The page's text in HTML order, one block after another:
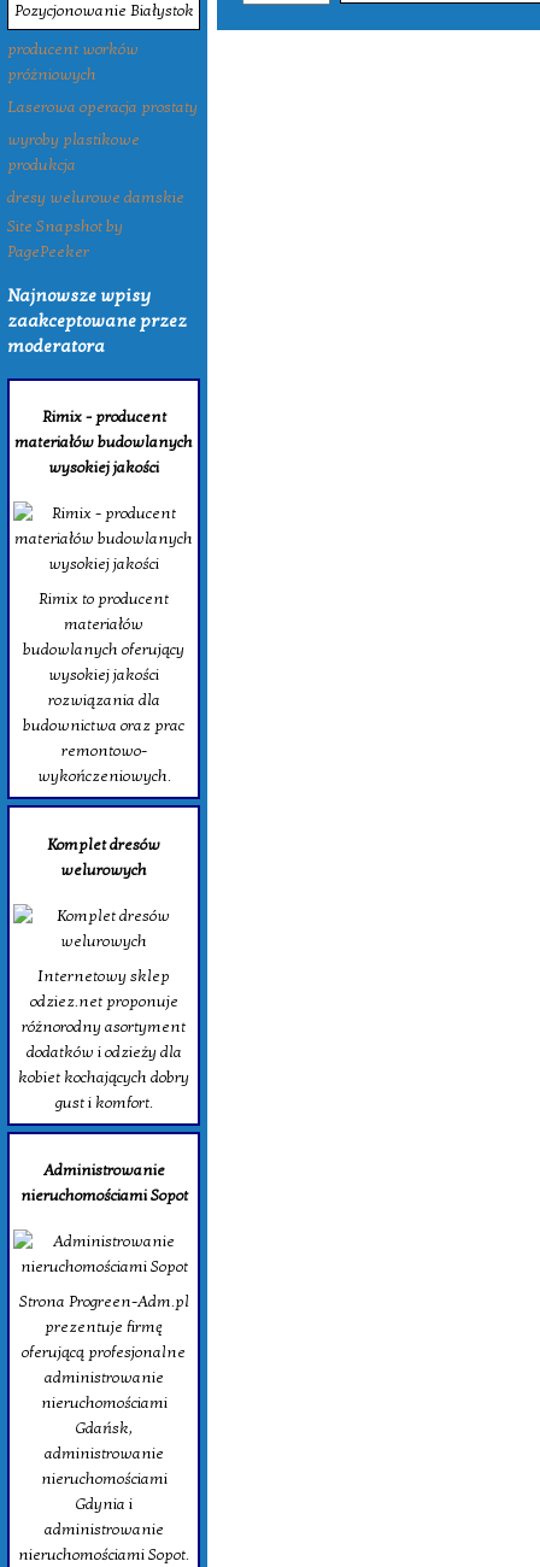
Pozycjonowanie Białystok
producent worków
próżniowych
Laserowa operacja prostaty
wyroby plastikowe
produkcja
dresy welurowe damskie
Site Snapshot by
PagePeeker
Najnowsze wpisy
zaakceptowane przez
moderatora
Rimix - producent
materiałów budowlanych
wysokiej jakości
Rimix to producent
materiałów
budowlanych oferujący
wysokiej jakości
rozwiązania dla
budownictwa oraz prac
remontowo-
wykończeniowych.
Komplet dresów
welurowych
Internetowy sklep
odziez.net proponuje
różnorodny asortyment
dodatków i odzieży dla
kobiet kochających dobry
gust i komfort.
Administrowanie
nieruchomościami Sopot
Strona Progreen-Adm.pl
prezentuje firmę
oferującą profesjonalne
administrowanie
nieruchomościami
Gdańsk,
administrowanie
nieruchomościami
Gdynia i
administrowanie
nieruchomościami Sopot.